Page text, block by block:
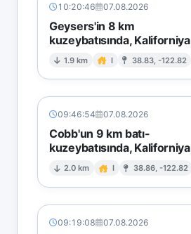
10:20:46 07.08.2026
Geysers'in 8 km
kuzeybatısında, Kaliforniya
1.9 km I 38.83, -122.82
09:46:54 07.08.2026
Cobb'un 9 km batı-
kuzeybatısında, Kaliforniya
2.0 km I 38.86, -122.82
09:19:08 07.08.2026